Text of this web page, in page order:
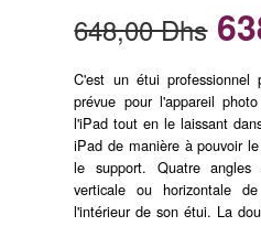
648,00 Dhs
C'est un étui professionnel
prévue pour l'appareil
l'iPad tout en le laissant
iPad de manière à pouvoir
le support. Quatre
verticale ou horizontale
l'intérieur de son étui. La